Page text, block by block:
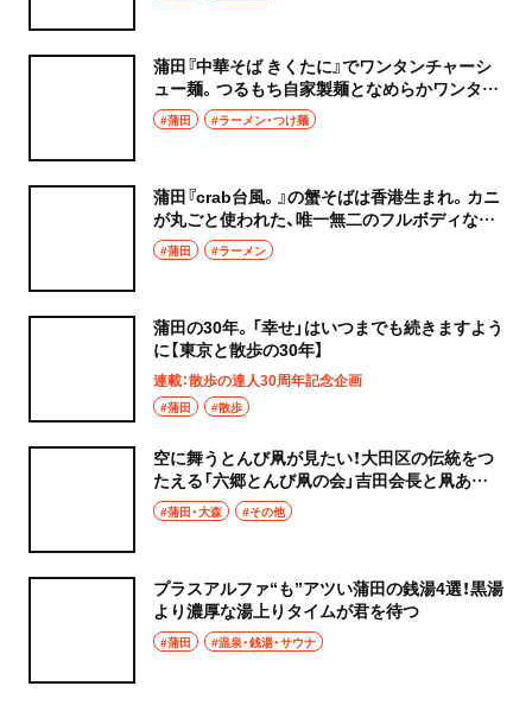
蒲田『中華そば きくたに』でワンタンチャーシ
ュー麺。つるもち自家製麺となめらかワンタン
に出汁の深みが生きる！
#蒲田 #ラーメン・つけ麺
蒲田『crab台風。』の蟹そばは香港生まれ。カニ
が丸ごと使われた、唯一無二のフルボディな一
杯を
#蒲田 #ラーメン
蒲田の30年。「幸せ」はいつまでも続きますよう
に【東京と散歩の30年】
連載：散歩の達人30周年記念企画
#蒲田 #散歩
空に舞うとんび凧が見たい！大田区の伝統をつ
たえる「六郷とんび凧の会」吉田会長と凧あげ
に挑戦
#蒲田・大森 #その他
プラスアルファ“も”アツい蒲田の銭湯4選！黒湯
より濃厚な湯上りタイムが君を待つ
#蒲田 #温泉・銭湯・サウナ